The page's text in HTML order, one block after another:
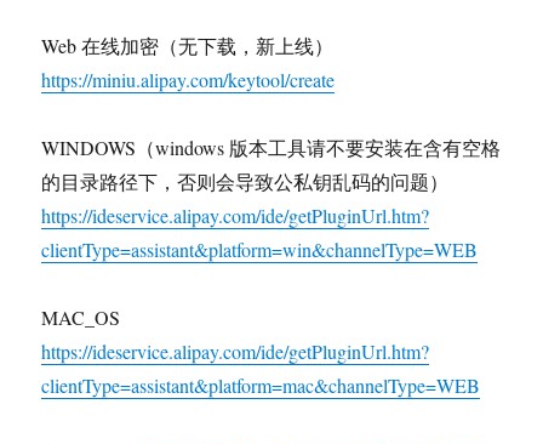
Web 在线加密（无下载，新上线）
https://miniu.alipay.com/keytool/create
WINDOWS（windows 版本工具请不要安装在含有空格
的目录路径下，否则会导致公私钥乱码的问题）
https://ideservice.alipay.com/ide/getPluginUrl.htm?
clientType=assistant&platform=win&channelType=WEB
MAC_OS
https://ideservice.alipay.com/ide/getPluginUrl.htm?
clientType=assistant&platform=mac&channelType=WEB